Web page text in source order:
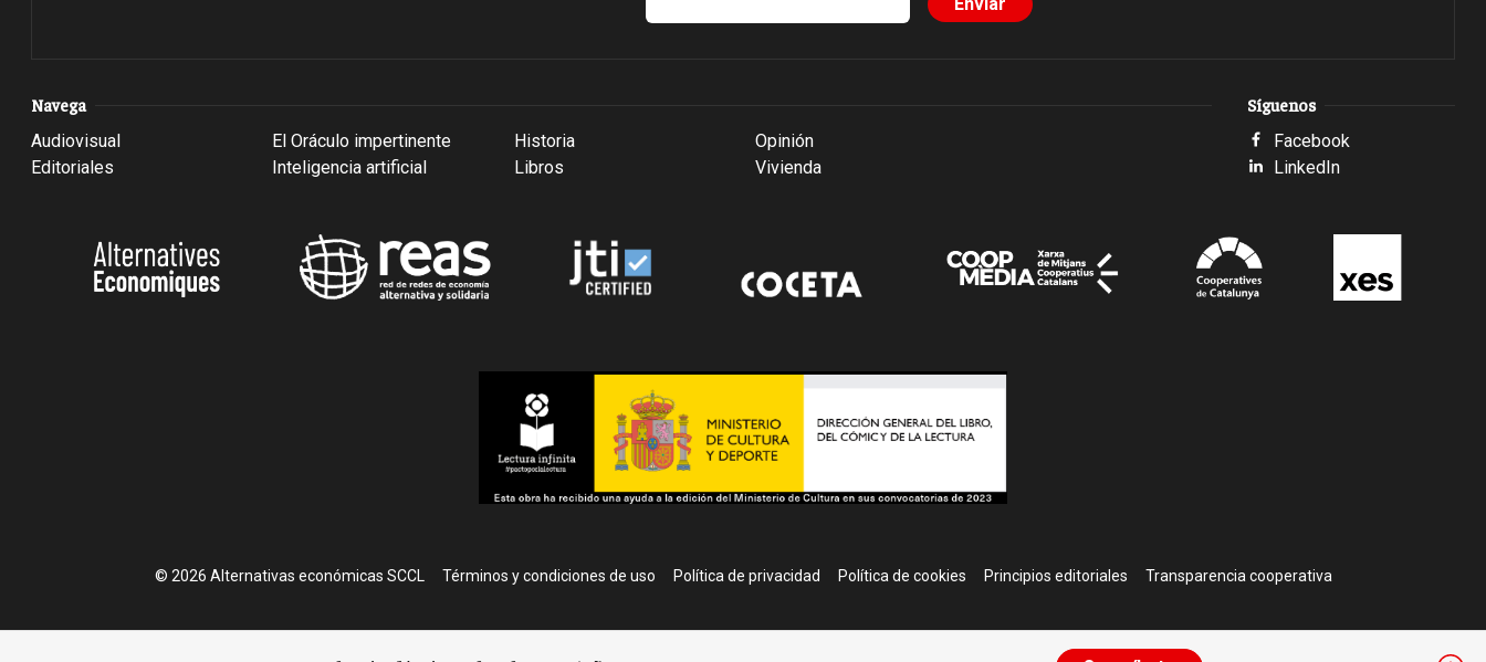
Navega
Audiovisual
Editoriales
El Oráculo impertinente
Inteligencia artificial
Historia
Libros
Opinión
Vivienda
Síguenos
Facebook
LinkedIn
© 2026 Alternativas económicas SCCL Footer
Términos y condiciones de uso Política de privacidad Política de cookies Principios editoriales Transparencia cooperativa